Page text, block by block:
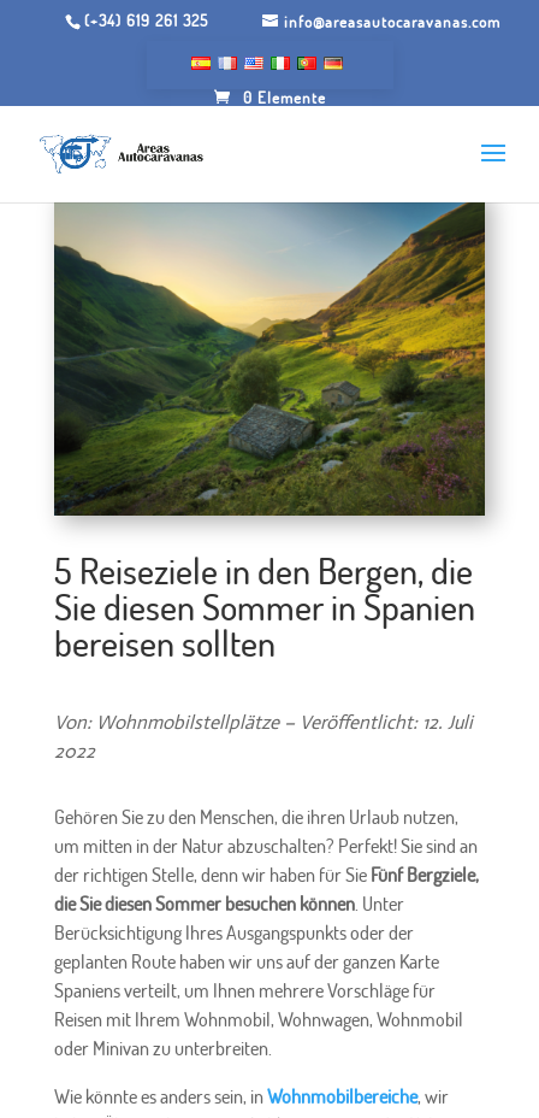
(+34) 619 261 325 info@areasautocaravanas.com
0 Elemente
5 Reiseziele in den Bergen, die
Sie diesen Sommer in Spanien
bereisen sollten
Von: Wohnmobilstellplätze – Veröffentlicht: 12. Juli
2022
Gehören Sie zu den Menschen, die ihren Urlaub nutzen,
um mitten in der Natur abzuschalten? Perfekt! Sie sind an
der richtigen Stelle, denn wir haben für Sie Fünf Bergziele,
die Sie diesen Sommer besuchen können. Unter
Berücksichtigung Ihres Ausgangspunkts oder der
geplanten Route haben wir uns auf der ganzen Karte
Spaniens verteilt, um Ihnen mehrere Vorschläge für
Reisen mit Ihrem Wohnmobil, Wohnwagen, Wohnmobil
oder Minivan zu unterbreiten.
Wie könnte es anders sein, inWohnmobilbereiche, wir